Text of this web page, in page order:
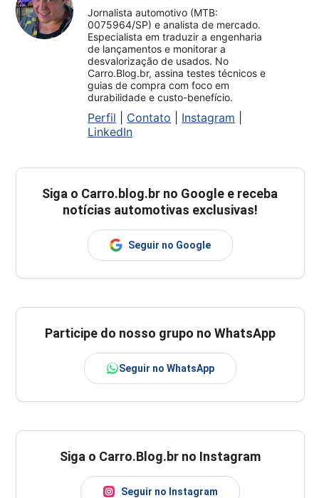
Jornalista automotivo (MTB:
0075964/SP) e analista de mercado.
Especialista em traduzir a engenharia
de lançamentos e monitorar a
desvalorização de usados. No
Carro.Blog.br, assina testes técnicos e
guias de compra com foco em
durabilidade e custo-benefício.
Perfil Contato Instagram
LinkedIn
Siga o Carro.blog.br no Google e receba
notícias automotivas exclusivas!
Seguir no Google
Participe do nosso grupo no WhatsApp
Seguir no WhatsApp
Siga o Carro.Blog.br no Instagram
Seguir no Instagram